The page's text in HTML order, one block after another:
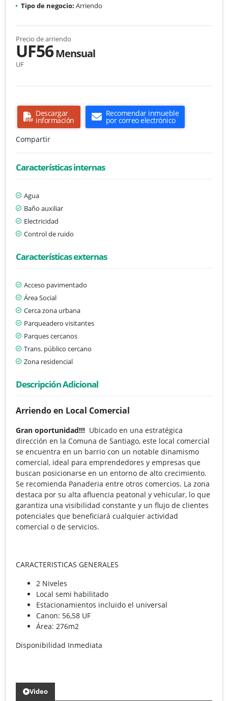
Tipo de negocio: Arriendo
Precio de arriendo
UF56Mensual
UF
Descargar
información
Recomendar inmueble
por correo electrónico
Compartir
Características internas
Agua
Baño auxiliar
Electricidad
Control de ruido
Características externas
Acceso pavimentado
Área Social
Cerca zona urbana
Parqueadero visitantes
Parques cercanos
Trans. público cercano
Zona residencial
Descripción Adicional
Arriendo en Local Comercial
Gran oportunidad!!! Ubicado en una estratégica
dirección en la Comuna de Santiago, este local comercial
se encuentra en un barrio con un notable dinamismo
comercial, ideal para emprendedores y empresas que
buscan posicionarse en un entorno de alto crecimiento.
Se recomienda Panaderia entre otros comercios. La zona
destaca por su alta afluencia peatonal y vehicular, lo que
garantiza una visibilidad constante y un flujo de clientes
potenciales que beneficiará cualquier actividad
comercial o de servicios.
CARACTERISTICAS GENERALES
2 Niveles
Local semi habilitado
Estacionamientos incluido el universal
Canon: 56,58 UF
Área: 276m2
Disponibilidad Inmediata
Video